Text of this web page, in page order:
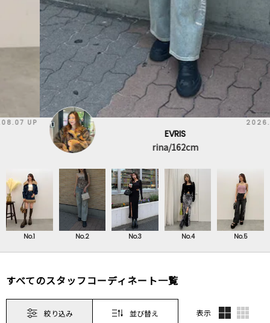
2026.08.02 UP
rina/162cm
No.1 No.2 No.3 No.4 No.5
すべてのスタッフコーディネート一覧
絞り込み 並び替え 表示